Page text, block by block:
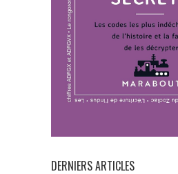
DERNIERS ARTICLES